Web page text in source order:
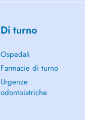
Di turno
Ospedali
Farmacie di turno
Urgenze
odontoiatriche